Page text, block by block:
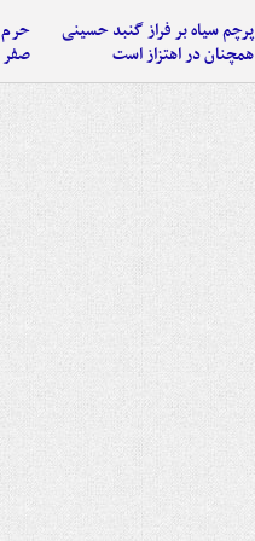
پرچم سیاه بر فراز گنبد حسینی
همچنان در اهتزاز است
حرم